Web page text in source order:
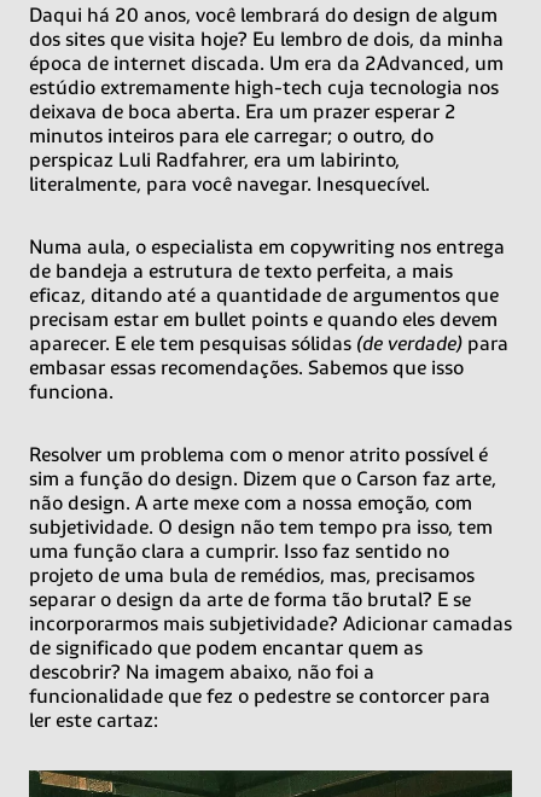
Daqui há 20 anos, você lembrará do design de algum
dos sites que visita hoje? Eu lembro de dois, da minha
época de internet discada. Um era da 2Advanced, um
estúdio extremamente high-tech cuja tecnologia nos
deixava de boca aberta. Era um prazer esperar 2
minutos inteiros para ele carregar; o outro, do
perspicaz Luli Radfahrer, era um labirinto,
literalmente, para você navegar. Inesquecível.
Numa aula, o especialista em copywriting nos entrega
de bandeja a estrutura de texto perfeita, a mais
eficaz, ditando até a quantidade de argumentos que
precisam estar em bullet points e quando eles devem
aparecer. E ele tem pesquisas sólidas (de verdade) para
embasar essas recomendações. Sabemos que isso
funciona.
Resolver um problema com o menor atrito possível é
sim a função do design. Dizem que o Carson faz arte,
não design. A arte mexe com a nossa emoção, com
subjetividade. O design não tem tempo pra isso, tem
uma função clara a cumprir. Isso faz sentido no
projeto de uma bula de remédios, mas, precisamos
separar o design da arte de forma tão brutal? E se
incorporarmos mais subjetividade? Adicionar camadas
de significado que podem encantar quem as
descobrir? Na imagem abaixo, não foi a
funcionalidade que fez o pedestre se contorcer para
ler este cartaz: